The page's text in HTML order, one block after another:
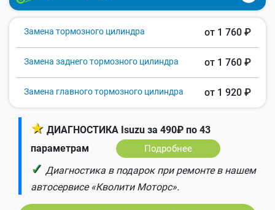
Замена тормозного цилиндра от 1 760 ₽
Замена заднего тормозного цилиндра от 1 760 ₽
Замена главного тормозного цилиндра от 1 920 ₽
★ ДИАГНОСТИКА Isuzu за 490₽ по 43
параметрам
Подробнее
✓ Диагностика в подарок при ремонте в нашем
автосервисе «Кволити Моторс».